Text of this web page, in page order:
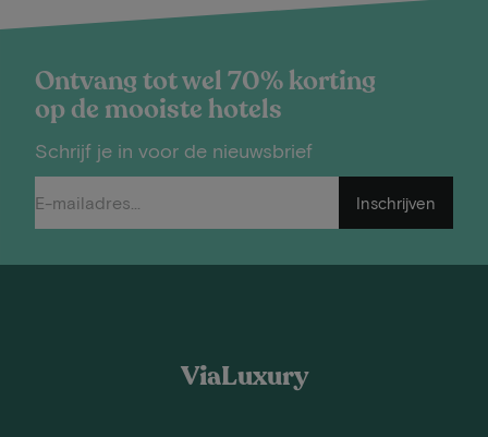
Ontvang tot wel 70% korting
op de mooiste hotels
Schrijf je in voor de nieuwsbrief
Inschrijven
ViaLuxury